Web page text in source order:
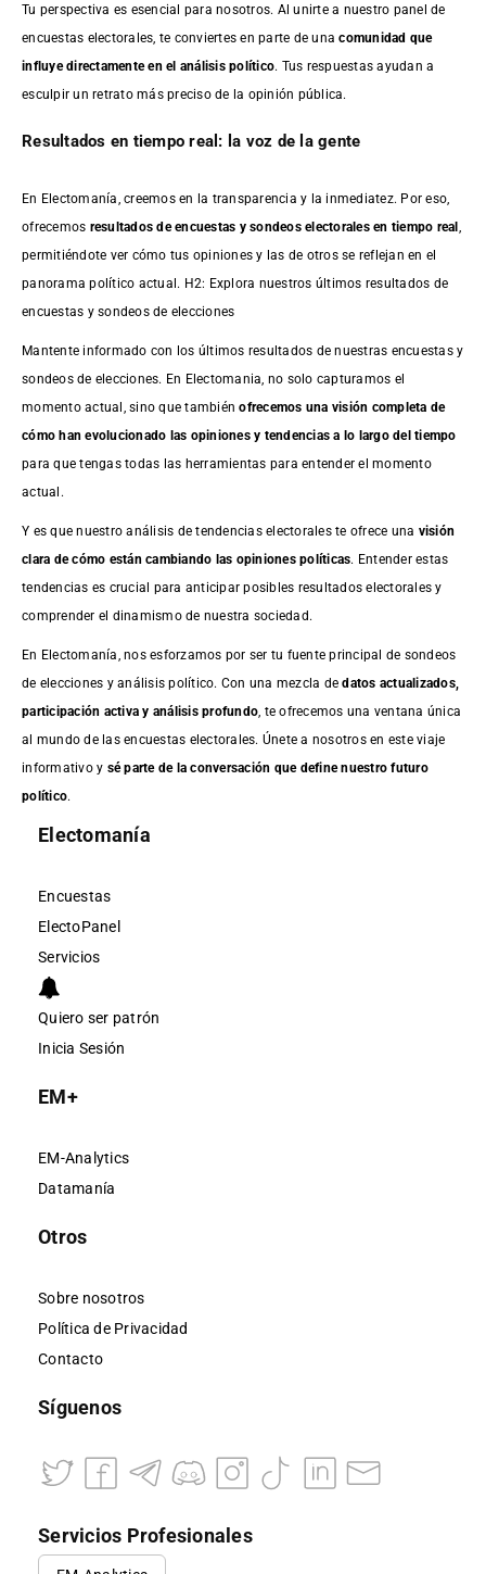
Tu perspectiva es esencial para nosotros. Al unirte a nuestro panel de
encuestas electorales, te conviertes en parte de unacomunidad que
influye directamente en el análisis político. Tus respuestas ayudan a
esculpir un retrato más preciso de la opinión pública.
Resultados en tiempo real: la voz de la gente
En Electomanía, creemos en la transparencia y la inmediatez. Por eso,
ofrecemos resultados deencuestas y sondeos electorales en tiempo real
permitiéndote ver cómo tus opiniones y las de otros se reflejan en el
panorama político actual. H2: Explora nuestros últimos resultados de
encuestas y sondeos de elecciones
Mantente informado con los últimos resultados de nuestras encuestasy
sondeos de elecciones. En Electomania, no solo capturamos el
momento actual, sino que tambiénofrecemos una visión completa de
cómo han evolucionado las opiniones y tendencias a lo largo del tiempo
para que tengas todas las herramientas para entender el momento
actual.
Y es que nuestro análisis de tendencias electorales te ofrece una visión
clara de cómo están cambiando las opiniones políticas. Entender estas
tendencias es crucial para anticipar posibles resultados electorales y
comprender el dinamismo de nuestra sociedad.
En Electomanía, nos esforzamos por ser tu fuente principal de sondeos
de elecciones y análisis político. Con una mezcla dedatos actualizados,
participación activa y análisis profundo , te ofrecemos una ventana única
al mundo de las encuestas electorales. Únete a nosotros en este viaje
informativo y sé parte de la conversación que define nuestro futuro
político.
Electomanía
Encuestas
ElectoPanel
Servicios
Quiero ser patrón
Inicia Sesión
EM+
EM-Analytics
Datamanía
Otros
Sobre nosotros
Política de Privacidad
Contacto
Síguenos
Servicios Profesionales